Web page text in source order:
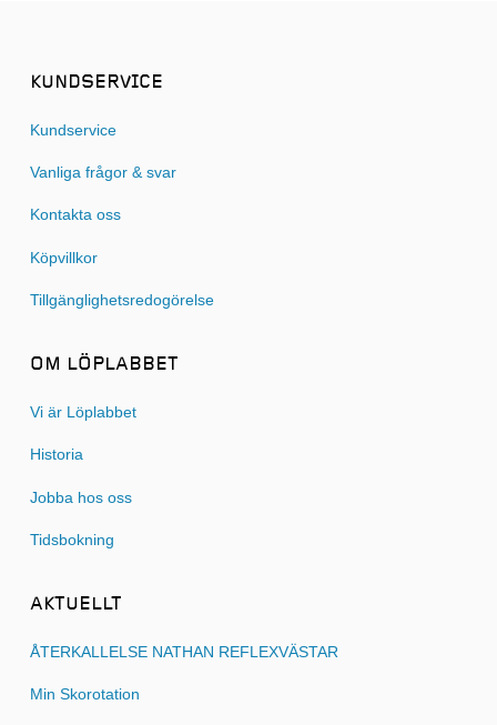
KUNDSERVICE
Kundservice
Vanliga frågor & svar
Kontakta oss
Köpvillkor
Tillgänglighetsredogörelse
OM LÖPLABBET
Vi är Löplabbet
Historia
Jobba hos oss
Tidsbokning
AKTUELLT
ÅTERKALLELSE NATHAN REFLEXVÄSTAR
Min Skorotation